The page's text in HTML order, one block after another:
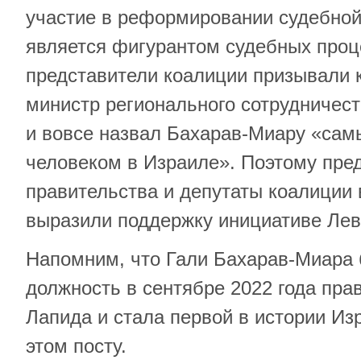
участие в реформировании
является фигурантом судебных
представители коалиции призывали
министр регионального
и вовсе назвал Бахарав-Миару
человеком в Израиле». Поэтому
правительства и депутаты
выразили поддержку инициативе
Напомним, что Гали Бахарав-Миара
должность в сентябре 2022 года
Лапида и стала первой в истории
этом посту.